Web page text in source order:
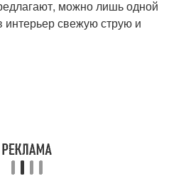
можно лишь одной
интерьер свежую струю и